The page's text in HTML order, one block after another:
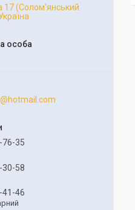
17 (Солом'янський
76-35
30-58
41-46